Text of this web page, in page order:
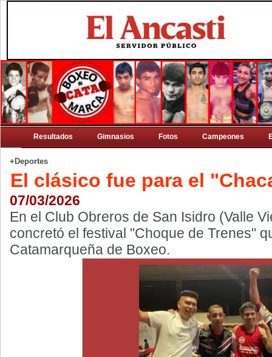
Resultados Gimnasios Fotos Campeones
+Deportes
El clásico fue para el
07/03/2026
En el Club Obreros de San Isidro (Valle
concretó el festival "Choque de Trenes"
Catamarqueña de Boxeo.